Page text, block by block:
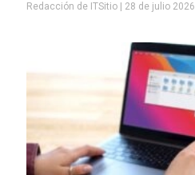
Redacción de ITSitio 28 de julio 2026